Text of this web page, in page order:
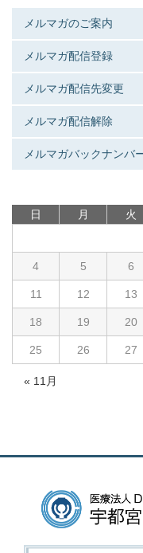
メルマガのご案内
メルマガ配信登録
メルマガ配信先変更
メルマガ配信解除
メルマガバックナンバ
日 月 火
« 11月
4 5 6
11 12 13
18 19 20
25 26 27